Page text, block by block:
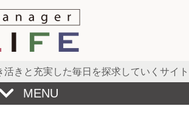
活きと充実した毎日を探求していくサイト
MENU